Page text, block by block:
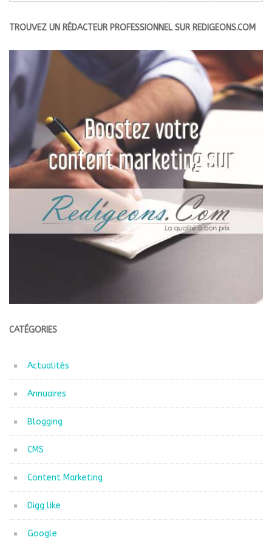
TROUVEZ UN RÉDACTEUR PROFESSIONNEL SUR REDIGEONS.COM
CATÉGORIES
Actualités
Annuaires
Blogging
CMS
Content Marketing
Digg like
Google